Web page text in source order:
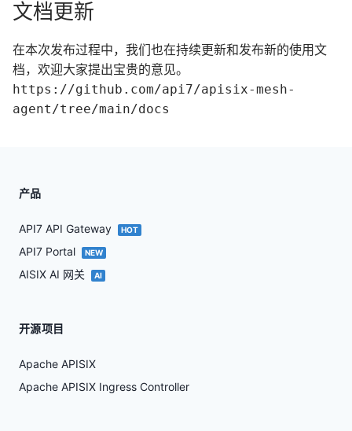
文档更新
在本次发布过程中，我们也在持续更新和发布新的使用文
档，欢迎大家提出宝贵的意见。
https://github.com/api7/apisix-mesh-
agent/tree/main/docs
产品
API7 API Gateway HOT
API7 Portal NEW
AISIX AI 网关 AI
开源项目
Apache APISIX
Apache APISIX Ingress Controller